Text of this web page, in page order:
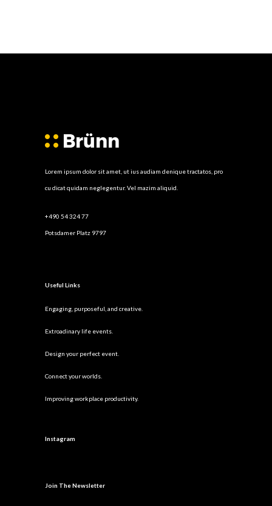
Lorem ipsum dolor sit amet, ut ius audiam denique tractatos, pro
cu dicat quidam neglegentur. Vel mazim aliquid.
+490 54 324 77
Potsdamer Platz 9797
Useful Links
Engaging, purposeful, and creative.
Extroadinary life events.
Design your perfect event.
Connect your worlds.
Improving workplace productivity.
Instagram
Join The Newsletter